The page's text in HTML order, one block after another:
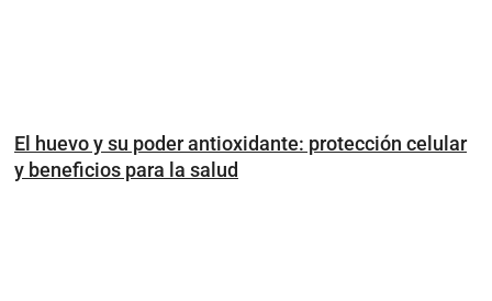
El huevo y su poder antioxidante: protección celular
y beneficios para la salud